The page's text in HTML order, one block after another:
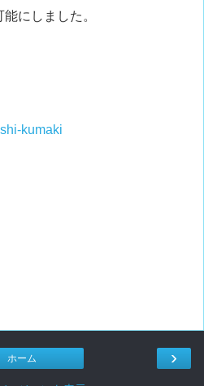
にしました。
kumaki
›
ホーム